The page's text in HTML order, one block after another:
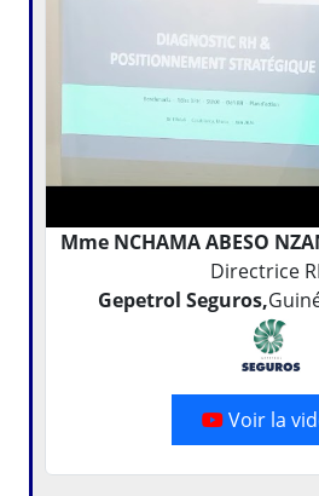
Mme NCHAMA ABESO
Directrice
Gepetrol Seguros,
Voir la